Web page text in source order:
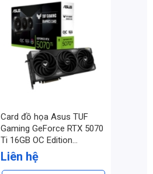
Card đồ họa Asus TUF
Gaming GeForce RTX 5070
Ti 16GB OC Edition
(GDDR7/ 256 bit)
Liên hệ